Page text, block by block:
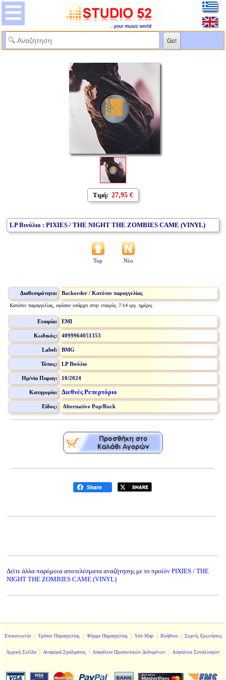
Τιμή: 27,95 €
LP Βινύλιο : PIXIES / THE NIGHT THE ZOMBIES CAME (VINYL)
Top Νέο
Διαθεσιμότητα: Backorder / Κατόπιν παραγγελίας
Κατόπιν παραγγελίας, εφόσον υπάρχει στην εταιρία, 7-14 εργ. ημέρες
Εταιρία: EMI
Κωδικός: 4099964051353
Label: BMG
Τύπος: LP Βινύλιο
Ημ/νία Παραγ: 10/2024
Κατηγορία: Διεθνές Ρεπερτόριο
Είδος: Alternative Pop/Rock
Δείτε άλλα παρόμοια αποτελέσματα αναζήτησης με το προϊόν PIXIES / THE
NIGHT THE ZOMBIES CAME (VINYL)
Επικοινωνία| Τρόποι Παραγγελίας| Φόρμα Παραγγελίας| Site Map| Βοήθεια| Συχνές Ερωτήσεις
Αρχική Σελίδα | Αναφορά Σφάλματος | Ασφάλεια Προσωπικών Δεδομένων | Ασφάλεια Συναλλαγών